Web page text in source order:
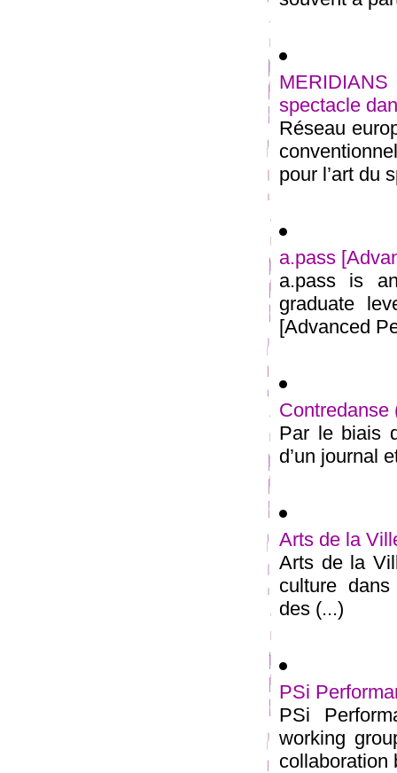
spectacle
Réseau
pour l’art du
a.pass
a.pass is
graduate
[Advanced
Contredanse
Par le biais
d’un journal
Arts de la
Arts de la
culture
des (...)
PSi
PSi
working
collaboration